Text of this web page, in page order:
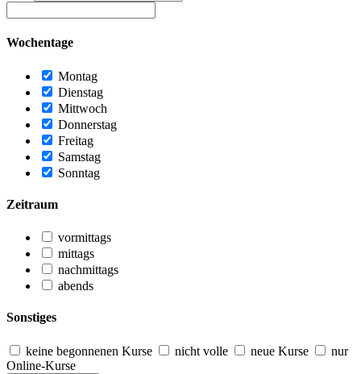
Wochentage
Montag
Dienstag
Mittwoch
Donnerstag
Freitag
Samstag
Sonntag
Zeitraum
vormittags
mittags
nachmittags
abends
Sonstiges
keine begonnenen Kurse nicht volle neue Kurse
nur
Online-Kurse